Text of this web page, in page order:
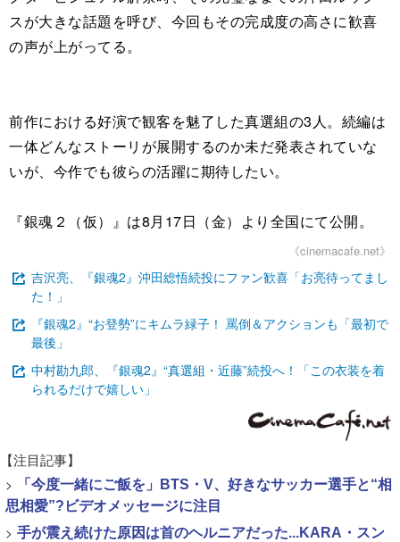
スが大きな話題を呼び、今回もその完成度の高さに歓喜
の声が上がってる。
前作における好演で観客を魅了した真選組の3人。続編は
一体どんなストーリが展開するのか未だ発表されていな
いが、今作でも彼らの活躍に期待したい。
『銀魂２（仮）』は8月17日（金）より全国にて公開。
《cinemacafe.net》
吉沢亮、『銀魂2』沖田総悟続投にファン歓喜「お亮待ってまし
た！」
『銀魂2』“お登勢”にキムラ緑子！ 罵倒＆アクションも「最初で
最後」
中村勘九郎、『銀魂2』“真選組・近藤”続投へ！「この衣装を着
られるだけで嬉しい」
【注目記事】
>
「今度一緒にご飯を」BTS・V、好きなサッカー選手と“相
思相愛”?ビデオメッセージに注目
> 手が震え続けた原因は首のヘルニアだった...KARA・スン